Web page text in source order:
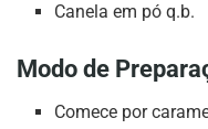
Canela em pó q.b.
Modo de
Comece por